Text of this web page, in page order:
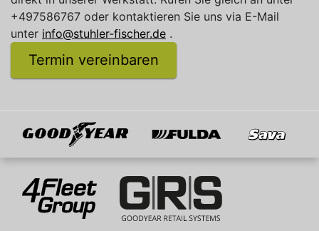
+497586767 oder kontaktieren Sie uns via E-Mail
unter info@stuhler-fischer.de .
Termin vereinbaren
Mitglied von
4Fleet Group GRS